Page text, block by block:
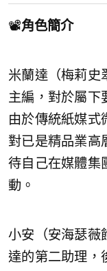
📽️角色簡介
米蘭達（梅莉史
主編，對於屬下
由於傳統紙媒式
對已是精品業高
待自己在媒體集
動。
小安（安海瑟薇
達的第二助理，